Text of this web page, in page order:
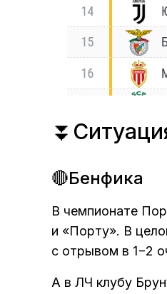
🔴Бенфика
В чемпионате
и «Порту». В
с отрывом в 1−2
А в ЛЧ клубу